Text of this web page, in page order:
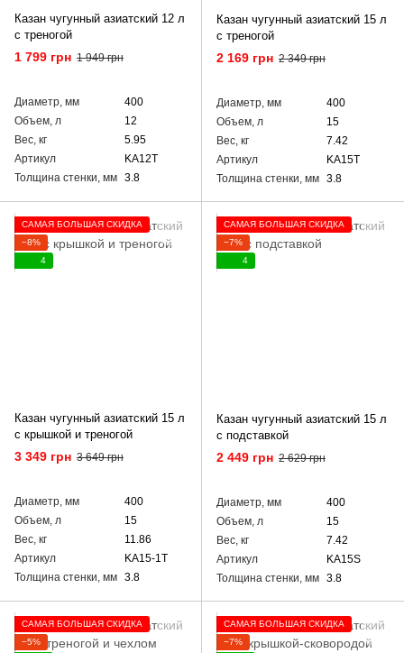
Казан чугунный азиатский 12 л
с треногой
1 799 грн 1 949 грн
Диаметр, мм
400
Объем, л
12
Вес, кг
5.95
Артикул
KA12T
Толщина стенки, мм 3.8
Казан чугунный азиатский 15 л
с треногой
2 169 грн 2 349 грн
Диаметр, мм
400
Объем, л
15
Вес, кг
7.42
Артикул
KA15T
Толщина стенки, мм 3.8
САМАЯ БОЛЬШАЯ СКИДКА
−8%
4
Казан чугунный азиатский 15 л
с крышкой и треногой
3 349 грн 3 649 грн
Диаметр, мм
400
Объем, л
15
Вес, кг
11.86
Артикул
KA15-1T
Толщина стенки, мм 3.8
САМАЯ БОЛЬШАЯ СКИДКА
−7%
4
Казан чугунный азиатский 15 л
с подставкой
2 449 грн 2 629 грн
Диаметр, мм
400
Объем, л
15
Вес, кг
7.42
Артикул
KA15S
Толщина стенки, мм 3.8
САМАЯ БОЛЬШАЯ СКИДКА
−5%
САМАЯ БОЛЬШАЯ СКИДКА
−7%